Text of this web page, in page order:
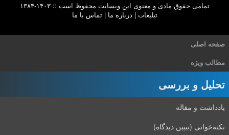
تمامی حقوق مادی و معنوی این وبسایت محفوظ است :: ۱۴۰۳-۱۳۸۴
تبلیغات | درباره ما |تماس با ما
صفحه اصلی
مطالب ویژه
تحلیل و بررسی
یادداشت و مقاله
نکته‌خوانی (تبیین دیدگاه)